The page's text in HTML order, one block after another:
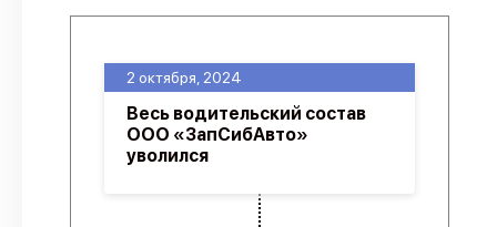
2 октября, 2024
Весь водительский состав
ООО «ЗапСибАвто»
уволился